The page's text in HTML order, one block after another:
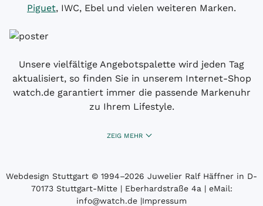
Piguet, IWC, Ebel und vielen weiteren Marken.
Unsere vielfältige Angebotspalette wird jeden Tag
aktualisiert, so finden Sie in unserem Internet-Shop
watch.de garantiert immer die passende Markenuhr
zu Ihrem Lifestyle.
ZEIG MEHR
Webdesign Stuttgart © 1994­–2026 Juwelier Ralf Häffner in D-
70173 Stuttgart-Mitte | Eberhardstraße 4a | eMail:
info@watch.de |Impressum